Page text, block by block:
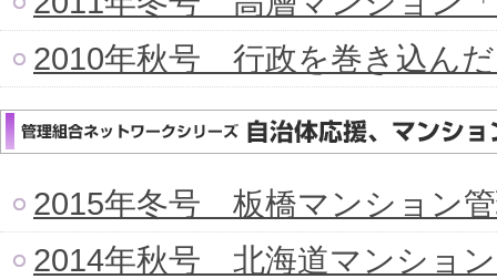
2010年秋号 行政を巻き込ん
2015年冬号 板橋マンション
2014年秋号 北海道マンショ